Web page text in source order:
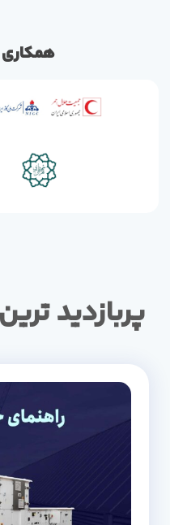
همکاری
پربازدید